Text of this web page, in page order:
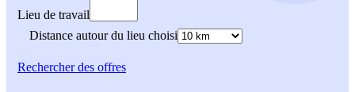
Lieu de travail
Distance autour du lieu choisi
Rechercherdes offres